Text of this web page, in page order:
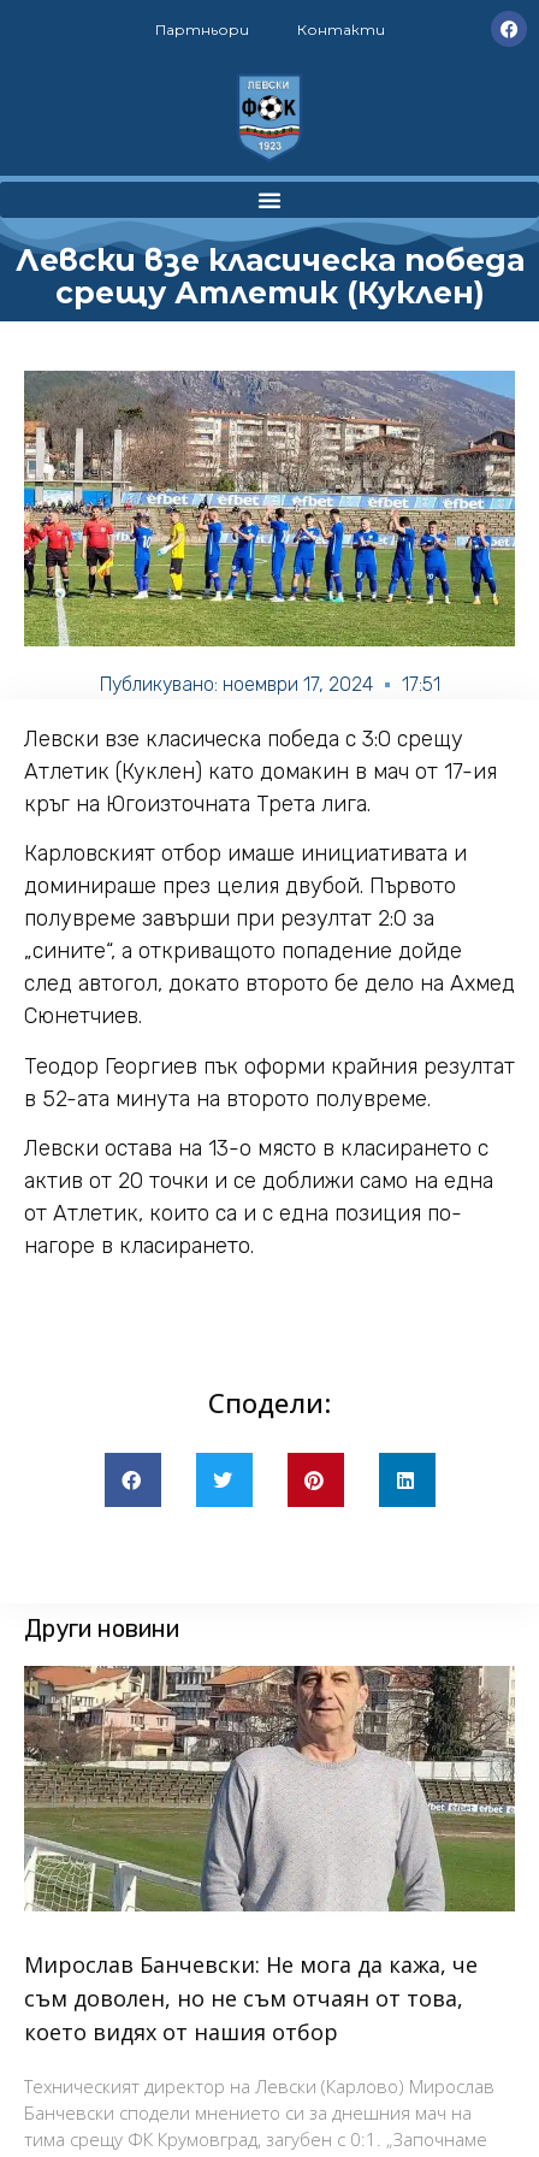
Партньори Контакти
Левски взе класическа победа
срещу Атлетик (Куклен)
Публикувано: ноември 17, 2024 17:51
Левски взе класическа победа с 3:0 срещу
Атлетик (Куклен) като домакин в мач от 17-ия
кръг на Югоизточната Трета лига.
Карловският отбор имаше инициативата и
доминираше през целия двубой. Първото
полувреме завърши при резултат 2:0 за
„сините“, а откриващото попадение дойде
след автогол, докато второто бе дело на Ахмед
Сюнетчиев.
Теодор Георгиев пък оформи крайния резултат
в 52-ата минута на второто полувреме.
Левски остава на 13-о място в класирането с
актив от 20 точки и се доближи само на една
от Атлетик, които са и с една позиция по-
нагоре в класирането.
Сподели:
Други новини
Мирослав Банчевски: Не мога да кажа, че
съм доволен, но не съм отчаян от това,
което видях от нашия отбор
Техническият директор на Левски (Карлово) Мирослав
Банчевски сподели мнението си за днешния мач на
тима срещу ФК Крумовград, загубен с 0:1. „Започнаме